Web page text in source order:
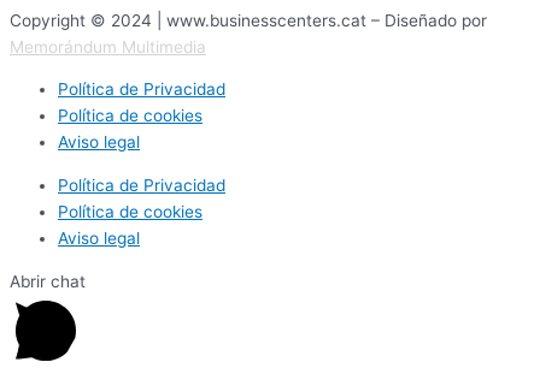
Copyright © 2024 | www.businesscenters.cat – Diseñado por
Memorándum Multimedia
Política de Privacidad
Política de cookies
Aviso legal
Política de Privacidad
Política de cookies
Aviso legal
Abrir chat